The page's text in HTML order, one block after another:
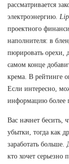
рассматривается
электроэнергию.
проектного
наполнителя: в
пюрировать орехи,
самом конце
крема. В рейтинге
Если интересно,
информацию более
Вас начнет бесить,
убытки, тогда как
заработать больше.
кто хочет серьезно